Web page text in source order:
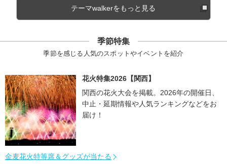
テーマwalkerをもっと見る
季節特集
季節を感じる人気のスポットやイベントを紹介
花火特集2026【関西】
関西の花火大会を掲載。2026年の開催日、
中止・延期情報や人気ランキングなどをお
届け！
金麦花火特等席＆グッズが当たる